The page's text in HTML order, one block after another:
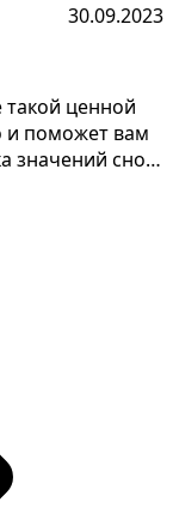
30.09.2023
такой ценной
и поможет вам
значений снов